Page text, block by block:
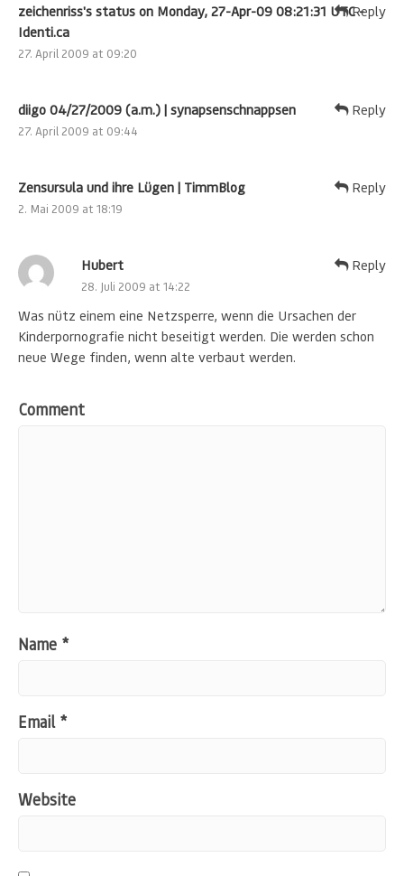
zeichenriss's status on Monday, 27-Apr-09 08:21:31 UTC -
Identi.ca
27. April 2009 at 09:20
Reply
diigo 04/27/2009 (a.m.) | synapsenschnappsen
27. April 2009 at 09:44
Reply
Zensursula und ihre Lügen | TimmBlog
2. Mai 2009 at 18:19
Reply
Hubert
28. Juli 2009 at 14:22
Was nütz einem eine Netzsperre, wenn die Ursachen der
Kinderpornografie nicht beseitigt werden. Die werden schon
neue Wege finden, wenn alte verbaut werden.
Reply
Comment
Name *
Email *
Website